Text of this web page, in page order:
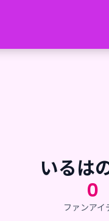
いるは
0
ファンアイ